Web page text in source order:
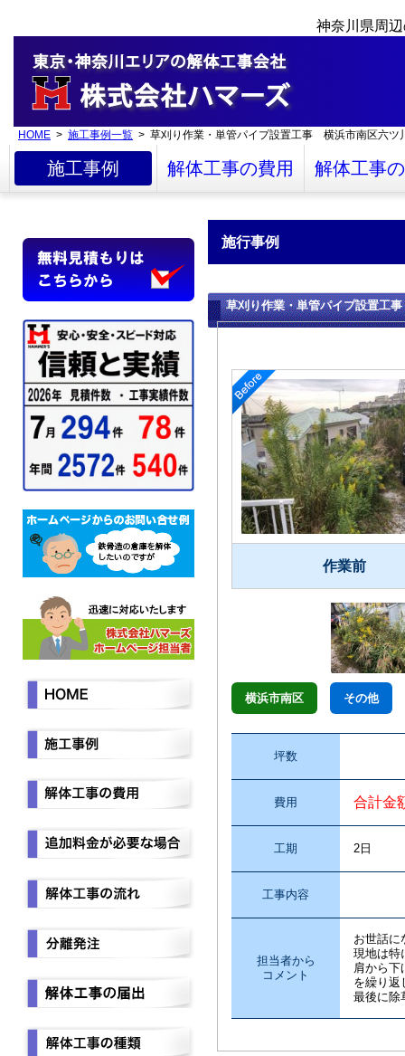
神奈川県周
HOME > 施工事例一覧 > 草刈り作業・単管パイプ設置工事 横浜市南区六ツ
施工事例 解体工事の費用 解体工事
施行事例
草刈り作業・単管パイプ設置工
作業前
横浜市南区 その他
坪数
費用 合計金
工期 2日
工事内容
担当者から
コメント
お世話に
現地は特
肩から下
を繰り返
最後に除